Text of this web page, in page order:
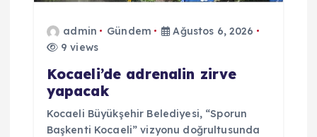
admin Gündem
Ağustos 6, 2026
9 views
Kocaeli’de adrenalin zirve
yapacak
Kocaeli Büyükşehir Belediyesi, “Sporun
Başkenti Kocaeli” vizyonu doğrultusunda